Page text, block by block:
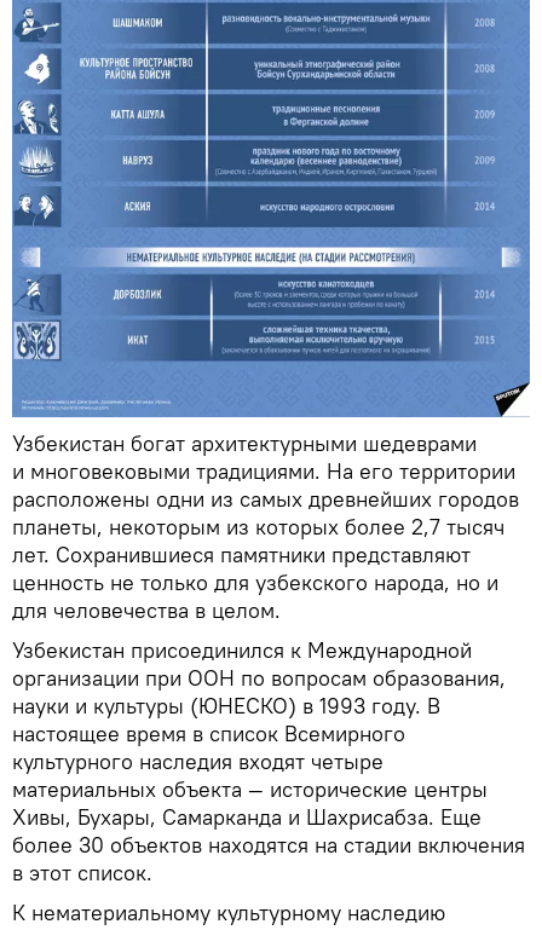
Узбекистан богат архитектурными шедеврами
и многовековыми традициями. На его территории
расположены одни из самых древнейших городов
планеты, некоторым из которых более 2,7 тысяч
лет. Сохранившиеся памятники представляют
ценность не только для узбекского народа, но и
для человечества в целом.
Узбекистан присоединился к Международной
организации при ООН по вопросам образования,
науки и культуры (ЮНЕСКО) в 1993 году. В
настоящее время в список Всемирного
культурного наследия входят четыре
материальных объекта — исторические центры
Хивы, Бухары, Самарканда и Шахрисабза. Еще
более 30 объектов находятся на стадии включения
в этот список.
К нематериальному культурному наследию